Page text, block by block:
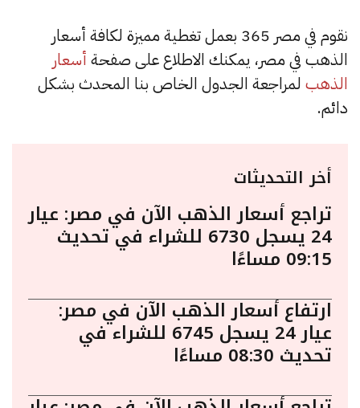
نقوم في مصر 365 بعمل تغطية مميزة لكافة أسعار
الذهب في مصر، يمكنك الاطلاع على صفحة أسعار
الذهب لمراجعة الجدول الخاص بنا المحدث بشكل
دائم.
أخر التحديثات
تراجع أسعار الذهب الآن في مصر: عيار
24 يسجل 6730 للشراء في تحديث
09:15 مساءًا
ارتفاع أسعار الذهب الآن في مصر:
عيار 24 يسجل 6745 للشراء في
تحديث 08:30 مساءًا